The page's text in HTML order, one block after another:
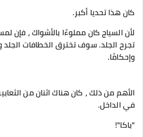
كان هذا تحديا أكبر.
لأن السياج كان مملوءًا بالأشواك ، فإن
تجرح الجلد. سوف تخترق الخطافات الجلد
وإحكامًا.
الأهم من ذلك ، كان هناك اثنان من
في الداخل.
"باكا"!